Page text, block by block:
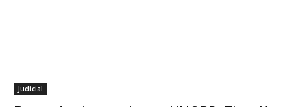
Judicial